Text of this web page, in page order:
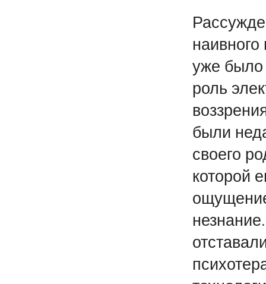
уже было
роль
были
своего
которой